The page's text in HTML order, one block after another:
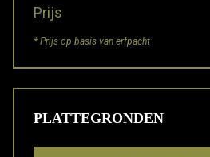
Prijs
* Prijs op basis van erfpacht
PLATTEGRONDEN